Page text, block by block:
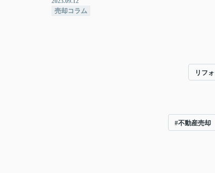
売却コラム
リフ
#不動産売却